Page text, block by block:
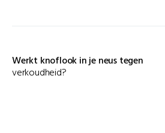
Werkt knoflook in je neus tegen
verkoudheid?